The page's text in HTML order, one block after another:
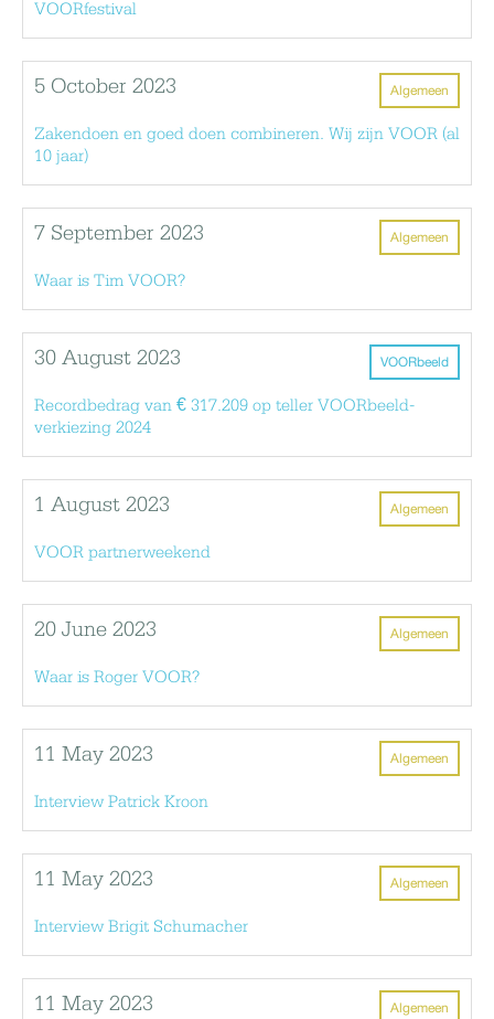
VOORfestival
Algemeen
5 October 2023
Zakendoen en goed doen combineren. Wij zijn VOOR (al
10 jaar)
Algemeen
7 September 2023
Waar is Tim VOOR?
VOORbeeld
30 August 2023
Recordbedrag van € 317.209 op teller VOORbeeld-
verkiezing 2024
Algemeen
1 August 2023
VOOR partnerweekend
Algemeen
20 June 2023
Waar is Roger VOOR?
Algemeen
11 May 2023
Interview Patrick Kroon
Algemeen
11 May 2023
Interview Brigit Schumacher
Algemeen
11 May 2023